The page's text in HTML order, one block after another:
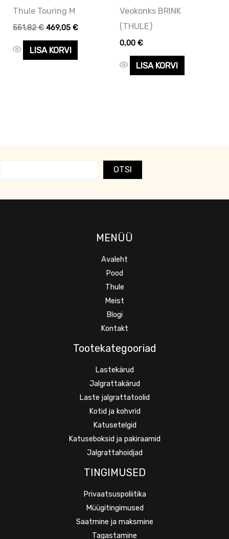
Thule Touring M
551,82€ 469,05€
LISA KORVI
Veokonks BRINK
(THULE)
0,00 €
LISA KORVI
OTSI
MENÜÜ
Avaleht
Pood
Thule
Meist
Blogi
Kontakt
Tootekategooriad
Lastekärud
Jalgrattakärud
Laste jalgrattatoolid
Kotid ja kohvrid
Katusetelgid
Katuseboksid ja pakiraamid
Jalgrattahoidjad
TINGIMUSED
Privaatsuspoliitika
Müügitingimused
Saatmine ja maksmine
Tagastamine